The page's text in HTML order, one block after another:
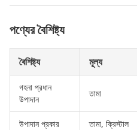
পণ্যের বৈশিষ্ট্য
বৈশিষ্ট্য মূল্য
গহনা প্রধান
উপাদান
তামা
উপাদান প্রকার তামা, ক্রিস্টাল